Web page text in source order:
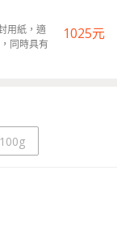
用紙，適
同時具有
1025元